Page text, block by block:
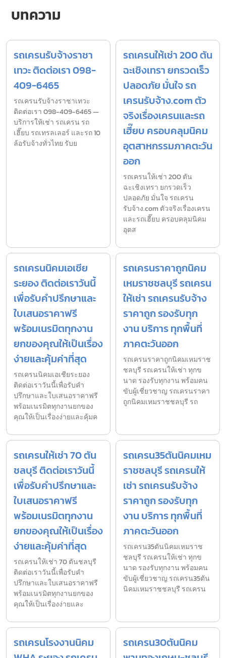
บทความ
รถเครนรับจ้างราชา
เทวะ ติดต่อเรา 098-
409-6465
รถเครนรับจ้างราชาเทวะ
ติดต่อเรา 098-409-6465 —
บริการให้เช่า รถเครน รถ
เฮี๊ยบ รถเทรลเลอร์ และรถ 10
ล้อรับจ้างทั่วไทย รับย
รถเครนให้เช่า 200 ตัน
ฉะเชิงเทรา ยกรวดเร็ว
ปลอดภัย มั่นใจ รถ
เครนรับจ้าง.com ตัว
จริงเรื่องเครนและรถ
เฮี๊ยบ ครอบคลุมนิคม
อุตสาหกรรมภาคตะวัน
ออก
รถเครนให้เช่า 200 ตัน
ฉะเชิงเทรา ยกรวดเร็ว
ปลอดภัย มั่นใจ รถเครน
รับจ้าง.com ตัวจริงเรื่องเครน
และรถเฮี๊ยบ ครอบคลุมนิคม
อุตส
รถเครนนิคมเอเชีย
ระยอง ติดต่อเราวันนี้
เพื่อรับคำปรึกษาและ
ใบเสนอราคาฟรี
พร้อมเนรมิตทุกงาน
ยกของคุณให้เป็นเรื่อง
ง่ายและคุ้มค่าที่สุด
รถเครนนิคมเอเชียระยอง
ติดต่อเราวันนี้เพื่อรับคำ
ปรึกษาและใบเสนอราคาฟรี
พร้อมเนรมิตทุกงานยกของ
คุณให้เป็นเรื่องง่ายและคุ้มค
รถเครนราคาถูกนิคม
เหมราชชลบุรี รถเครน
ให้เช่า รถเครนรับจ้าง
ราคาถูก รองรับทุก
งาน บริการ ทุกพื้นที่
ภาคตะวันออก
รถเครนราคาถูกนิคมเหมราช
ชลบุรี รถเครนให้เช่า ทุกข
นาด รองรับทุกงาน พร้อมคน
ขับผู้เชี่ยวชาญ รถเครนราคา
ถูกนิคมเหมราชชลบุรี รถ
รถเครนให้เช่า 70 ตัน
ชลบุรี ติดต่อเราวันนี้
เพื่อรับคำปรึกษาและ
ใบเสนอราคาฟรี
พร้อมเนรมิตทุกงาน
ยกของคุณให้เป็นเรื่อง
ง่ายและคุ้มค่าที่สุด
รถเครนให้เช่า 70 ตันชลบุรี
ติดต่อเราวันนี้เพื่อรับคำ
ปรึกษาและใบเสนอราคาฟรี
พร้อมเนรมิตทุกงานยกของ
คุณให้เป็นเรื่องง่ายและ
รถเครน35ตันนิคมเหม
ราชชลบุรี รถเครนให้
เช่า รถเครนรับจ้าง
ราคาถูก รองรับทุก
งาน บริการ ทุกพื้นที่
ภาคตะวันออก
รถเครน35ตันนิคมเหมราช
ชลบุรี รถเครนให้เช่า ทุกข
นาด รองรับทุกงาน พร้อมคน
ขับผู้เชี่ยวชาญ รถเครน35ตัน
นิคมเหมราชชลบุรี รถเครน
รถเครนโรงงานนิคม
รถเครน30ตันนิคม